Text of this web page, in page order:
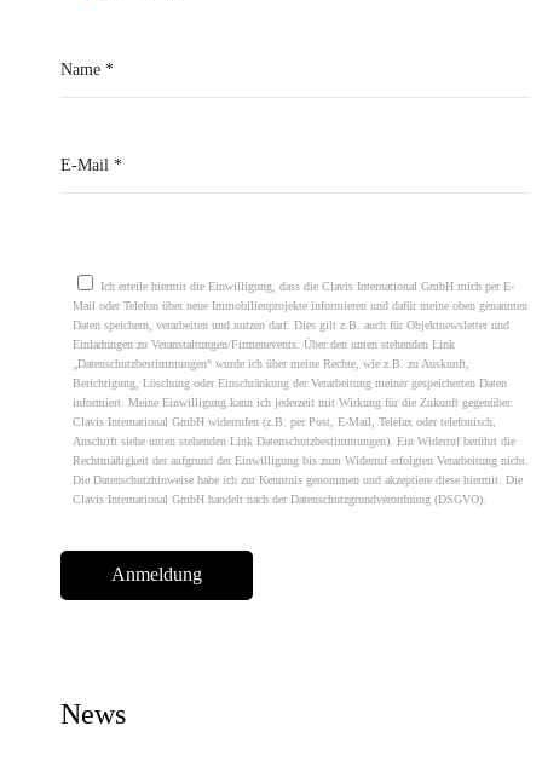
Ich erteile hiermit die Einwilligung, dass die Clavis International GmbH mich per E-
Mail oder Telefon über neue Immobilienprojekte informieren und dafür meine oben genannten
Daten speichern, verarbeiten und nutzen darf. Dies gilt z.B. auch für Objektnewsletter und
Einladungen zu Veranstaltungen/Firmenevents. Über den unten stehenden Link
„Datenschutzbestimmungen“ wurde ich über meine Rechte, wie z.B. zu Auskunft,
Berichtigung, Löschung oder Einschränkung der Verarbeitung meiner gespeicherten Daten
informiert. Meine Einwilligung kann ich jederzeit mit Wirkung für die Zukunft gegenüber
Clavis International GmbH widerrufen (z.B. per Post, E-Mail, Telefax oder telefonisch,
Anschrift siehe unten stehenden Link Datenschutzbestimmungen). Ein Widerruf berührt die
Rechtmäßigkeit der aufgrund der Einwilligung bis zum Widerruf erfolgten Verarbeitung nicht.
Die Datenschutzhinweise habe ich zur Kenntnis genommen und akzeptiere diese hiermit. Die
Clavis International GmbH handelt nach der Datenschutzgrundverordnung (DSGVO).
News